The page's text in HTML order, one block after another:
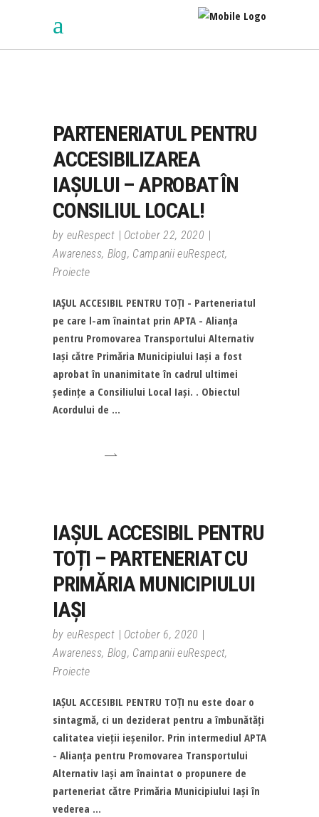
PARTENERIATUL PENTRU
ACCESIBILIZAREA
IAȘULUI – APROBAT ÎN
CONSILIUL LOCAL!
by euRespect
October 22, 2020
Awareness, Blog, Campanii euRespect,
Proiecte
IAŞUL ACCESIBIL PENTRU TOȚI - Parteneriatul
pe care l-am înaintat prin APTA - Alianța
pentru Promovarea Transportului Alternativ
Iași către Primăria Municipiului Iași a fost
aprobat în unanimitate în cadrul ultimei
ședințe a Consiliului Local Iași. . Obiectul
Acordului de
IAȘUL ACCESIBIL PENTRU
TOȚI – PARTENERIAT CU
PRIMĂRIA MUNICIPIULUI
IAȘI
by euRespect
October 6, 2020
Awareness, Blog, Campanii euRespect,
Proiecte
IAȘUL ACCESIBIL PENTRU TOȚI nu este doar o
sintagmă, ci un deziderat pentru a îmbunătăți
calitatea vieții ieșenilor. Prin intermediul APTA
- Alianța pentru Promovarea Transportului
Alternativ Iași am înaintat o propunere de
parteneriat către Primăria Municipiului Iași în
vederea